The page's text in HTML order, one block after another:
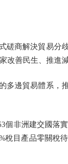
商解決貿易分
改善民生、推進
貿易體系，
洲建交國落實
目產品零關稅